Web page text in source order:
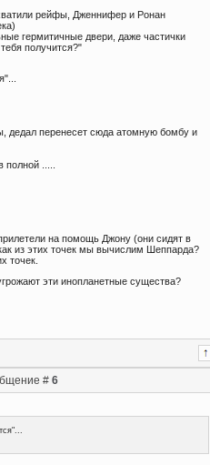
рейфы, Дженнифер и Ронан
гермитичные двери, даже частички
получится?"
дедал перенесет сюда атомную бомбу и
.....
на помощь Джону (они сидят в
из этих точек мы вычислим Шеппарда?
точек.
эти инопланетные существа?
# 6